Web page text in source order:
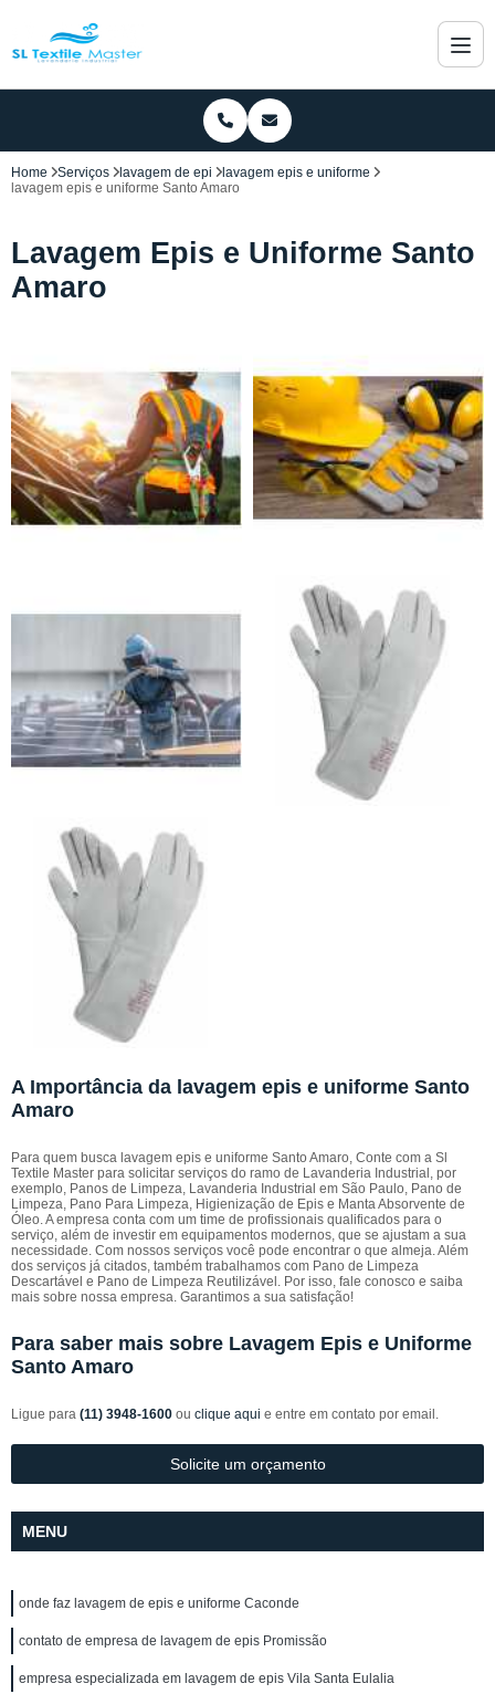
Home Serviços lavagem de epi
lavagem epis e uniforme
lavagem epis e uniforme Santo Amaro
Lavagem Epis e Uniforme Santo
Amaro
A Importância da lavagem epis e uniforme Santo
Amaro
Para quem busca lavagem epis e uniforme Santo Amaro, Conte com a Sl
Textile Master para solicitar serviços do ramo de Lavanderia Industrial, por
exemplo, Panos de Limpeza, Lavanderia Industrial em São Paulo, Pano de
Limpeza, Pano Para Limpeza, Higienização de Epis e Manta Absorvente de
Óleo. A empresa conta com um time de profissionais qualificados para o
serviço, além de investir em equipamentos modernos, que se ajustam a sua
necessidade. Com nossos serviços você pode encontrar o que almeja. Além
dos serviços já citados, também trabalhamos com Pano de Limpeza
Descartável e Pano de Limpeza Reutilizável. Por isso, fale conosco e saiba
mais sobre nossa empresa. Garantimos a sua satisfação!
Para saber mais sobre Lavagem Epis e Uniforme
Santo Amaro
Ligue para (11) 3948-1600 ou clique aqui e entre em contato por email.
Solicite um orçamento
MENU
onde faz lavagem de epis e uniforme Caconde
contato de empresa de lavagem de epis Promissão
empresa especializada em lavagem de epis Vila Santa Eulalia